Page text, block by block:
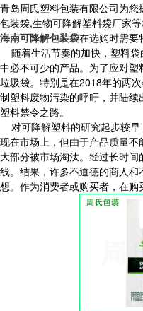
青岛周氏塑料包装有限公司为您
包装袋,生物可降解塑料袋厂家
海南可降解包装袋在选购时需要
随着生活节奏的加快，塑料
中必不可少的产品。为了应对
垃圾袋。特别是在2018年的两
制塑料废物污染的呼吁，并陆
塑料禁令之路。
对可降解塑料的研究起步较早
现在市场上，但由于产品质量不
大部分被市场淘汰。经过长时间
线。结果，许多不道德的商人和
想。作为消费者或购买者，在